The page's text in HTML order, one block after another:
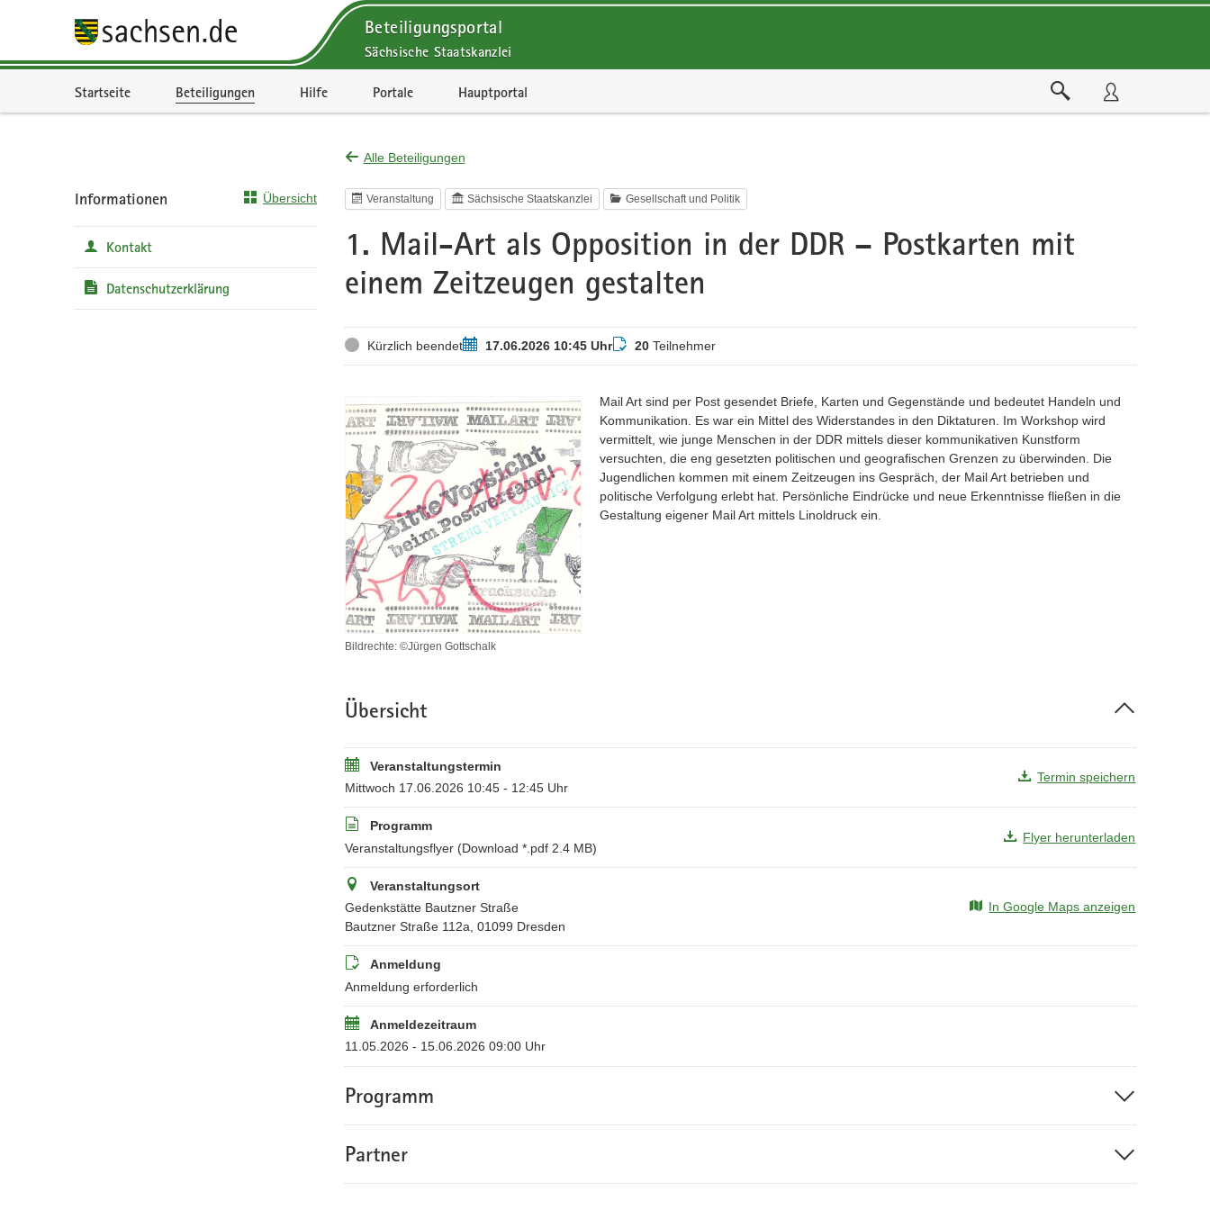
Beteiligungsportal
Sächsische Staatskanzlei
Startseite Beteiligungen Hilfe Portale Hauptportal
Alle Beteiligungen
Veranstaltung Sächsische Staatskanzlei Gesellschaft und Politik
1. Mail-Art als Opposition in der DDR – Postkarten mit
einem Zeitzeugen gestalten
StatusKürzlich beendetTermin17.06.2026 10:45 UhrTeilnehmer
20Teilnehmer
Bildrechte: ©Jürgen Gottschalk
Mail Art sind per Post gesendet Briefe, Karten und Gegenstände und bedeutet Handeln und
Kommunikation. Es war ein Mittel des Widerstandes in den Diktaturen. Im Workshop wird
vermittelt, wie junge Menschen in der DDR mittels dieser kommunikativen Kunstform
versuchten, die eng gesetzten politischen und geografischen Grenzen zu überwinden. Die
Jugendlichen kommen mit einem Zeitzeugen ins Gespräch, der Mail Art betrieben und
politische Verfolgung erlebt hat. Persönliche Eindrücke und neue Erkenntnisse fließen in die
Gestaltung eigener Mail Art mittels Linoldruck ein.
Übersicht
Veranstaltungstermin
Mittwoch 17.06.2026 10:45 - 12:45 Uhr
Termin speichern
Programm
Veranstaltungsflyer (Download *.pdf 2.4 MB)
Flyer herunterladen
Veranstaltungsort
Gedenkstätte Bautzner Straße
Bautzner Straße 112a, 01099 Dresden
In Google Maps anzeigen
Anmeldung
Anmeldung erforderlich
Anmeldezeitraum
11.05.2026 - 15.06.2026 09:00 Uhr
Programm
Partner
Informationen Übersicht
Kontakt
Datenschutzerklärung